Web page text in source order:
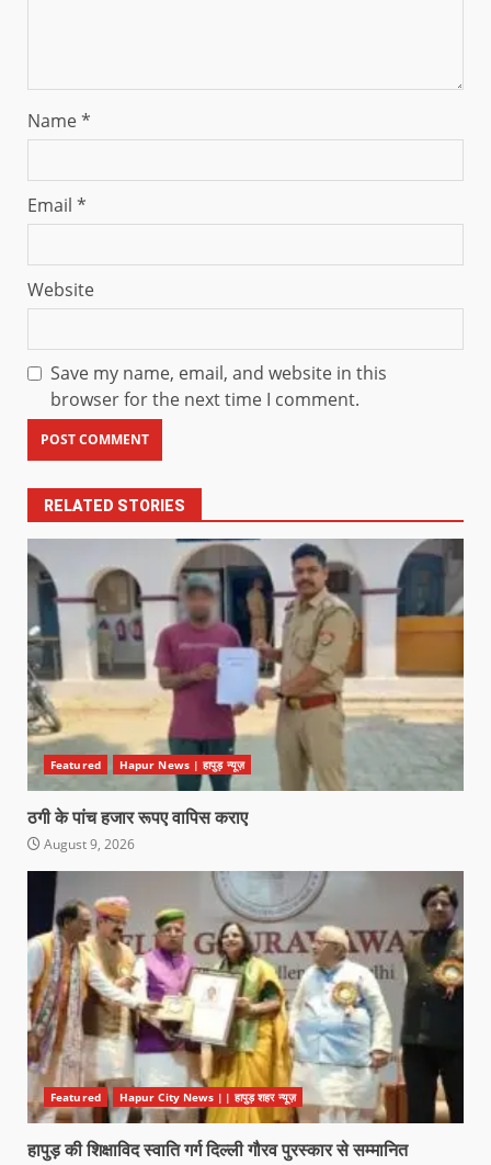
Name*
Email *
Website
Save my name, email, and website in this
browser for the next time I comment.
RELATED STORIES
Featured Hapur News | हापुड़ न्यूज़
ठगी के पांच हजार रूपए वापिस कराए
August 9, 2026
Featured Hapur City News || हापुड़ शहर न्यूज़
हापुड़ की शिक्षाविद स्वाति गर्ग दिल्ली गौरव पुरस्कार से सम्मानित